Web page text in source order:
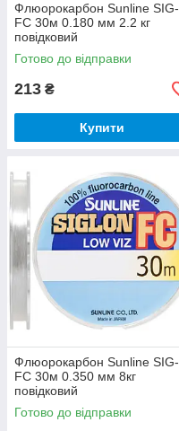
Флюорокарбон Sunline SIG-
FC 30м 0.180 мм 2.2 кг
повідковий
Готово до відправки
213 ₴
Купити
Флюорокарбон Sunline SIG-
FC 30м 0.350 мм 8кг
повідковий
Готово до відправки